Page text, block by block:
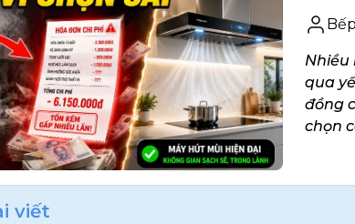
Nhiều
qua
đồng
chọn
viết
thấy bạn đang dùng máy hút mùi không
tại sau khi nấu
bám dầu mỡ
ở mức công suất cao nhất